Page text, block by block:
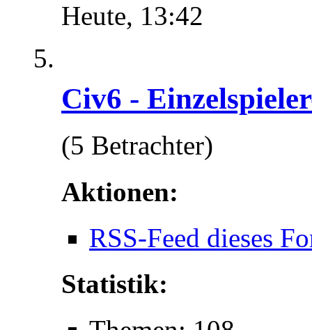
Heute, 13:42
Civ6 -
(5 Betrachter)
Aktionen:
RSS-Feed dieses
Statistik: